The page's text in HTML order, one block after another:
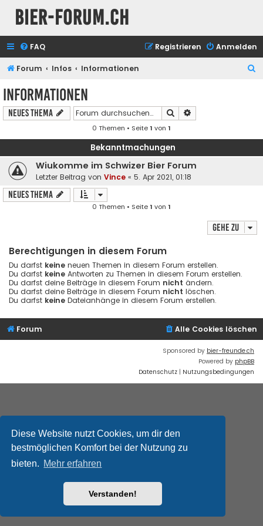
Diese Website nutzt Cookies, um dir den
bestmöglichen Komfort bei der Nutzung zu
bieten. Mehr erfahren
Verstanden!
Bier-Forum.ch
FAQ Anmelden
Registrieren
Forum Infos Informationen
Informationen
Neues Thema Suche
0 Themen • Seite1 von 1
Bekanntmachungen
Wiukomme im Schwizer Bier Forum
Letzter Beitrag von Vince « 5. Apr 2021, 01:18
Neues Thema
0 Themen • Seite1 von 1
Gehe zu
Berechtigungen in diesem Forum
Du darfst keine neuen Themen in diesem Forum erstellen.
Du darfst keine Antworten zu Themen in diesem Forum erstellen.
Du darfst deine Beiträge in diesem Forum nicht ändern.
Du darfst deine Beiträge in diesem Forum nicht löschen.
Du darfst keine Dateianhänge in diesem Forum erstellen.
Forum Alle Cookies löschen
Sponsored by bier-freunde.ch
Powered by phpBB
Datenschutz | Nutzungsbedingungen